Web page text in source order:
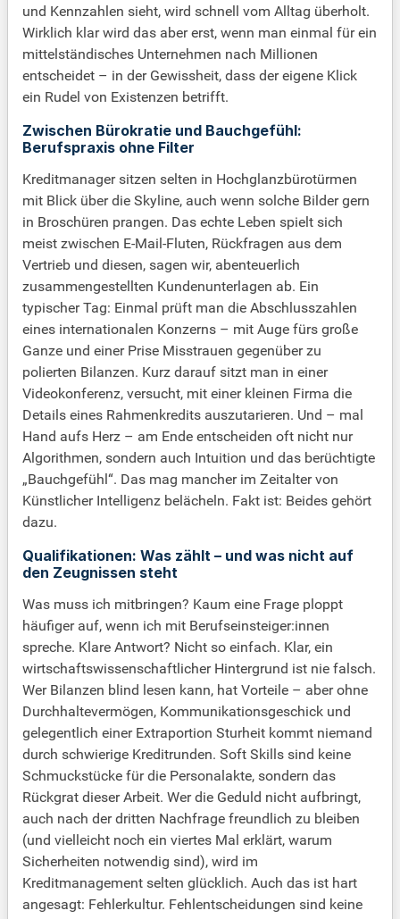
und Kennzahlen sieht, wird schnell vom Alltag überholt.
Wirklich klar wird das aber erst, wenn man einmal für ein
mittelständisches Unternehmen nach Millionen
entscheidet – in der Gewissheit, dass der eigene Klick
ein Rudel von Existenzen betrifft.
Zwischen Bürokratie und Bauchgefühl:
Berufspraxis ohne Filter
Kreditmanager sitzen selten in Hochglanzbürotürmen
mit Blick über die Skyline, auch wenn solche Bilder gern
in Broschüren prangen. Das echte Leben spielt sich
meist zwischen E-Mail-Fluten, Rückfragen aus dem
Vertrieb und diesen, sagen wir, abenteuerlich
zusammengestellten Kundenunterlagen ab. Ein
typischer Tag: Einmal prüft man die Abschlusszahlen
eines internationalen Konzerns – mit Auge fürs große
Ganze und einer Prise Misstrauen gegenüber zu
polierten Bilanzen. Kurz darauf sitzt man in einer
Videokonferenz, versucht, mit einer kleinen Firma die
Details eines Rahmenkredits auszutarieren. Und – mal
Hand aufs Herz – am Ende entscheiden oft nicht nur
Algorithmen, sondern auch Intuition und das berüchtigte
„Bauchgefühl“. Das mag mancher im Zeitalter von
Künstlicher Intelligenz belächeln. Fakt ist: Beides gehört
dazu.
Qualifikationen: Was zählt – und was nicht auf
den Zeugnissen steht
Was muss ich mitbringen? Kaum eine Frage ploppt
häufiger auf, wenn ich mit Berufseinsteiger:innen
spreche. Klare Antwort? Nicht so einfach. Klar, ein
wirtschaftswissenschaftlicher Hintergrund ist nie falsch.
Wer Bilanzen blind lesen kann, hat Vorteile – aber ohne
Durchhaltevermögen, Kommunikationsgeschick und
gelegentlich einer Extraportion Sturheit kommt niemand
durch schwierige Kreditrunden. Soft Skills sind keine
Schmuckstücke für die Personalakte, sondern das
Rückgrat dieser Arbeit. Wer die Geduld nicht aufbringt,
auch nach der dritten Nachfrage freundlich zu bleiben
(und vielleicht noch ein viertes Mal erklärt, warum
Sicherheiten notwendig sind), wird im
Kreditmanagement selten glücklich. Auch das ist hart
angesagt: Fehlerkultur. Fehlentscheidungen sind keine